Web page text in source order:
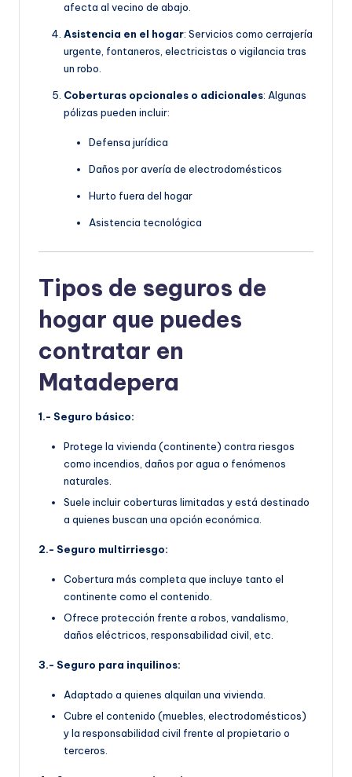
afecta al vecino de abajo.
Asistencia en el hogar: Servicios como cerrajería
urgente, fontaneros, electricistas o vigilancia tras
un robo.
Coberturas opcionales o adicionales: Algunas
pólizas pueden incluir:
Defensa jurídica
Daños por avería de electrodomésticos
Hurto fuera del hogar
Asistencia tecnológica
Tipos de seguros de
hogar que puedes
contratar en
Matadepera
1.- Seguro básico:
Protege la vivienda (continente) contra riesgos
como incendios, daños por agua o fenómenos
naturales.
Suele incluir coberturas limitadas y está destinado
a quienes buscan una opción económica.
2.- Seguro multirriesgo:
Cobertura más completa que incluye tanto el
continente como el contenido.
Ofrece protección frente a robos, vandalismo,
daños eléctricos, responsabilidad civil, etc.
3.- Seguro para inquilinos:
Adaptado a quienes alquilan una vivienda.
Cubre el contenido (muebles, electrodomésticos)
y la responsabilidad civil frente al propietario o
terceros.